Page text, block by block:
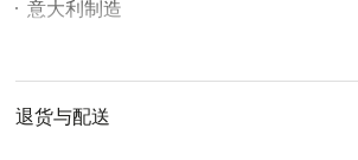
意大利制造
退货与配送